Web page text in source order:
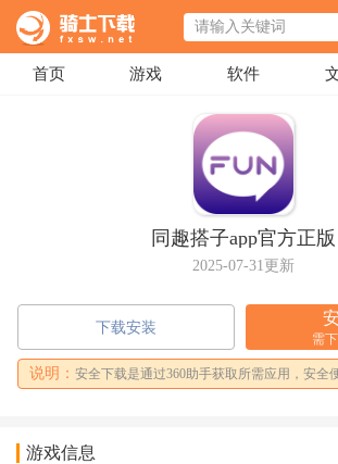
首页 游戏 软件
同趣搭子app官方正版
2025-07-31更新
下载安装
需
说明： 安全下载是通过360助手获取所需应用，安全
游戏信息